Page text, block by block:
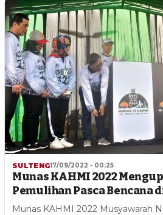
SULTENG17/09/2022 - 00:25
Munas KAHMI 2022
Pemulihan Pasca Bencana
Munas KAHMI 2022 Musyawarah